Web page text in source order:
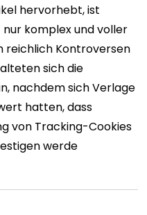
hervorhebt, ist
komplex und voller
reichlich Kontroversen
sich die
nachdem sich Verlage
hatten, dass
von Tracking-Cookies
werde